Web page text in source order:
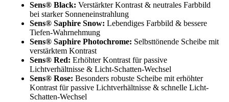
Sens® Black: Verstärkter Kontrast & neutrales Farbbild
bei starker Sonneneinstrahlung
Sens® Saphire Snow: Lebendiges Farbbild & bessere
Tiefen-Wahrnehmung
Sens® Saphire Photochrome: Selbsttönende Scheibe mit
verstärktem Kontrast
Sens® Red: Erhöhter Kontrast für passive
Lichtverhältnisse & Licht-Schatten-Wechsel
Sens® Rose: Besonders robuste Scheibe mit erhöhter
Kontrast für passive Lichtverhältnisse & schnelle Licht-
Schatten-Wechsel